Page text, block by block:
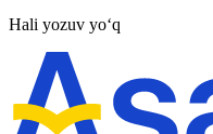
Hali yozuv yo‘q